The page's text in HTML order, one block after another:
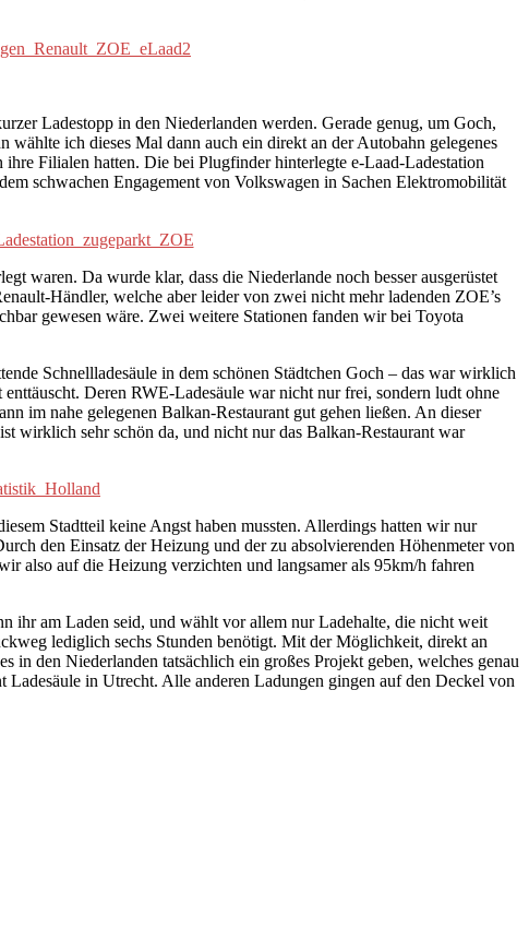
Ladestopp in den Niederlanden werden. Gerade genug, um Goch,
ich dieses Mal dann auch ein direkt an der Autobahn gelegenes
Filialen hatten. Die bei Plugfinder hinterlegte e-Laad-Ladestation
schwachen Engagement von Volkswagen in Sachen Elektromobilität
waren. Da wurde klar, dass die Niederlande noch besser ausgerüstet
Händler, welche aber leider von zwei nicht mehr ladenden ZOE’s
gewesen wäre. Zwei weitere Stationen fanden wir bei Toyota
Schnellladesäule in dem schönen Städtchen Goch – das war wirklich
Deren RWE-Ladesäule war nicht nur frei, sondern ludt ohne
im nahe gelegenen Balkan-Restaurant gut gehen ließen. An dieser
wirklich sehr schön da, und nicht nur das Balkan-Restaurant war
Stadtteil keine Angst haben mussten. Allerdings hatten wir nur
den Einsatz der Heizung und der zu absolvierenden Höhenmeter von
also auf die Heizung verzichten und langsamer als 95km/h fahren
ihr am Laden seid, und wählt vor allem nur Ladehalte, die nicht weit
lediglich sechs Stunden benötigt. Mit der Möglichkeit, direkt an
in den Niederlanden tatsächlich ein großes Projekt geben, welches genau
Ladesäule in Utrecht. Alle anderen Ladungen gingen auf den Deckel von